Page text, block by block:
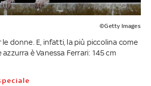
©Getty Images
donne. E, infatti, la più piccolina come
è Vanessa Ferrari: 145 cm